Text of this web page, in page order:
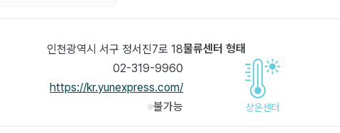
인천광역시 서구 정서진7로 18
02-319-9960
https://kr.yunexpress.com/
불가능
물류센터 형태
상온센터